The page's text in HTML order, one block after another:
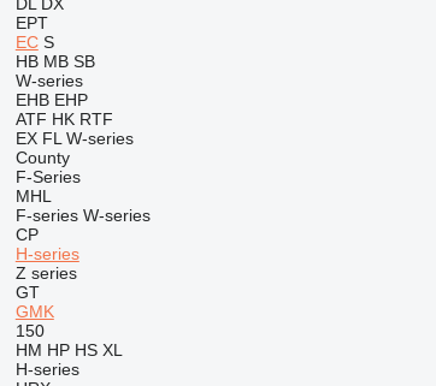
EPT
EC S
HB MB SB
W-series
EHB EHP
ATF HK RTF
EX FL W-series
County
F-Series
MHL
F-series W-series
CP
H-series
Z series
GT
GMK
150
HM HP HS XL
H-series